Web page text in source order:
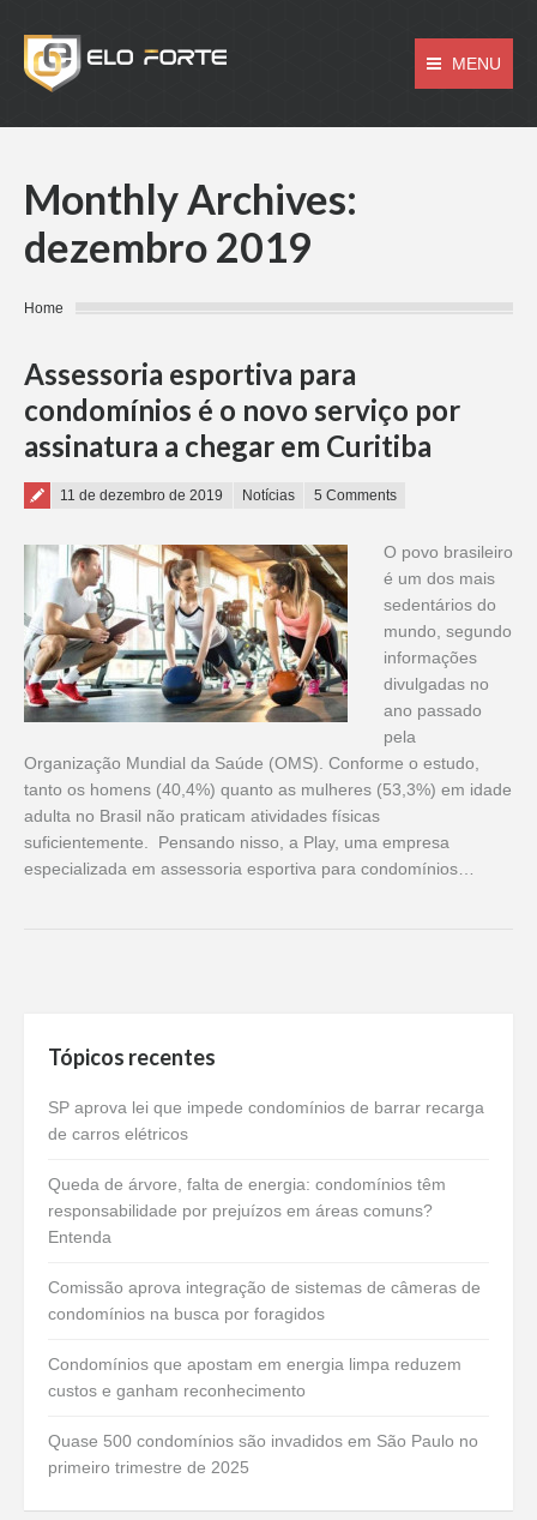
MENU
Monthly Archives:
dezembro 2019
You are here:
Home
Assessoria esportiva para
condomínios é o novo serviço por
assinatura a chegar em Curitiba
Posted on
11 de dezembro de 2019 Notícias 5 Comments
O povo brasileiro
é um dos mais
sedentários do
mundo, segundo
informações
divulgadas no
ano passado
pela
Organização Mundial da Saúde (OMS). Conforme o estudo,
tanto os homens (40,4%) quanto as mulheres (53,3%) em idade
adulta no Brasil não praticam atividades físicas
suficientemente. Pensando nisso, a Play, uma empresa
especializada em assessoria esportiva para condomínios…
Tópicos recentes
SP aprova lei que impede condomínios de barrar recarga
de carros elétricos
Queda de árvore, falta de energia: condomínios têm
responsabilidade por prejuízos em áreas comuns?
Entenda
Comissão aprova integração de sistemas de câmeras de
condomínios na busca por foragidos
Condomínios que apostam em energia limpa reduzem
custos e ganham reconhecimento
Quase 500 condomínios são invadidos em São Paulo no
primeiro trimestre de 2025